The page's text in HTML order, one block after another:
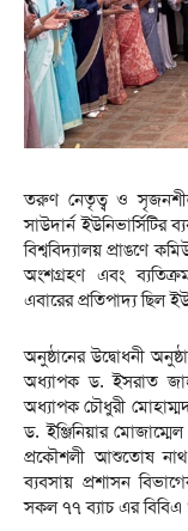
তরুণ নেতৃত্ব ও
সাউদার্ন
বিশ্ববিদ্যালয় প্রাঙণে
অংশগ্রহণ এবং
এবারের প্রতিপাদ্য ছিল
অনুষ্ঠানের উদ্বোধনী
অধ্যাপক ড. ইসরাত
অধ্যাপক চৌধুরী
ড. ইঞ্জিনিয়ার
প্রকৌশলী আশুতোষ
ব্যবসায় প্রশাসন
সকল ৭৭ ব্যাচ এর বিবিএ